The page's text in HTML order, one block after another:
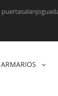
ARMARIOS